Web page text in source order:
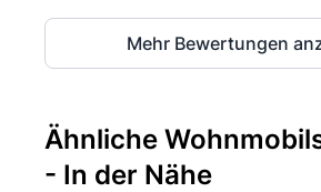
Mehr Bewertungen
Ähnliche
- In der Nähe